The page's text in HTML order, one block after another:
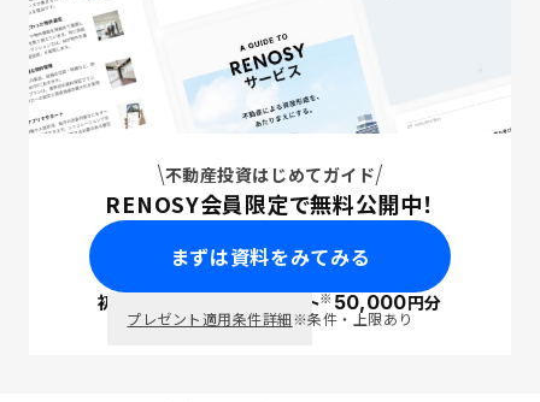
不動産投資はじめてガイド
RENOSY会員限定で無料公開中！
まずは資料をみてみる
初回面談で ポイント※50,000円分
プレゼント適用条件詳細※条件・上限あり